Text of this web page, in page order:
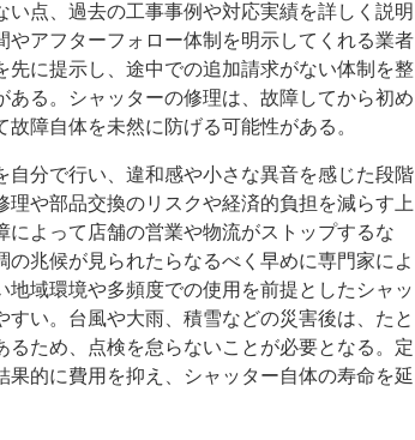
点、過去の工事事例や対応実績を詳しく説明
アフターフォロー体制を明示してくれる業者
に提示し、途中での追加請求がない体制を整
る。シャッターの修理は、故障してから初め
障自体を未然に防げる可能性がある。
分で行い、違和感や小さな異音を感じた段階
や部品交換のリスクや経済的負担を減らす上
よって店舗の営業や物流がストップするな
兆候が見られたらなるべく早めに専門家によ
域環境や多頻度での使用を前提としたシャッ
い。台風や大雨、積雪などの災害後は、たと
ため、点検を怠らないことが必要となる。定
的に費用を抑え、シャッター自体の寿命を延